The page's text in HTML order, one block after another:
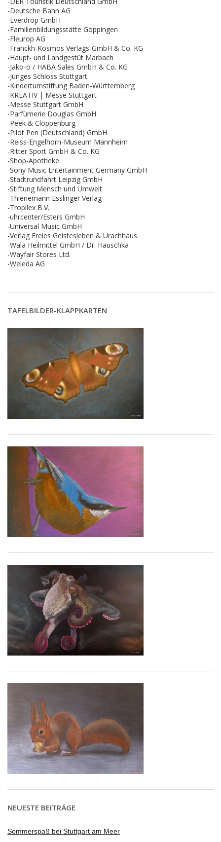
-Deutsche Bahn AG
-Everdrop GmbH
-Familienbildungsstätte Göppingen
-Fleurop AG
-Franckh-Kosmos Verlags-GmbH & Co. KG
-Haupt- und Landgestüt Marbach
-Jako-o / HABA Sales GmbH & Co. KG
-Junges Schloss Stuttgart
-Kinderturnstiftung Baden-Württemberg
-KREATIV | Messe Stuttgart
-Messe Stuttgart GmbH
-Parfümerie Douglas GmbH
-Peek & Cloppenburg
-Pilot Pen (Deutschland) GmbH
-Reiss-Engelhorn-Museum Mannheim
-Ritter Sport GmbH & Co. KG
-Shop-Apotheke
-Sony Music Entertainment Germany GmbH
-Stadtrundfahrt Leipzig GmbH
-Stiftung Mensch und Umwelt
-Thienemann Esslinger Verlag
-Tropilex B.V.
-uhrcenter/Esters GmbH
-Universal Music GmbH
-Verlag Freies Geistesleben & Urachhaus
-Wala Heilmittel GmbH / Dr. Hauschka
-Wayfair Stores Ltd.
-Weleda AG
TAFELBILDER-KLAPPKARTEN
NEUESTE BEITRÄGE
Sommerspaß bei Stuttgart am Meer